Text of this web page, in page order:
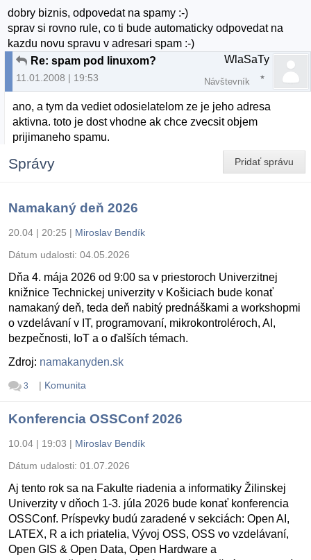
dobry biznis, odpovedat na spamy :-)
sprav si rovno rule, co ti bude automaticky odpovedat na
kazdu novu spravu v adresari spam :-)
Re: spam pod linuxom?
11.01.2008 | 19:53
WlaSaTy
Návštevník
ano, a tym da vediet odosielatelom ze je jeho adresa
aktivna. toto je dost vhodne ak chce zvecsit objem
prijimaneho spamu.
Pridať správu
Správy
Namakaný deň 2026
20.04 | 20:25 | Miroslav Bendík
Dátum udalosti: 04.05.2026
Dňa 4. mája 2026 od 9:00 sa v priestoroch Univerzitnej
knižnice Technickej univerzity v Košiciach bude konať
namakaný deň, teda deň nabitý prednáškami a workshopmi
o vzdelávaní v IT, programovaní, mikrokontroléroch, AI,
bezpečnosti, IoT a o ďalších témach.
Zdroj: namakanyden.sk
3 | Komunita
Konferencia OSSConf 2026
10.04 | 19:03 | Miroslav Bendík
Dátum udalosti: 01.07.2026
Aj tento rok sa na Fakulte riadenia a informatiky Žilinskej
Univerzity v dňoch 1-3. júla 2026 bude konať konferencia
OSSConf. Príspevky budú zaradené v sekciách: Open AI,
LATEX, R a ich priatelia, Vývoj OSS, OSS vo vzdelávaní,
Open GIS & Open Data, Open Hardware a